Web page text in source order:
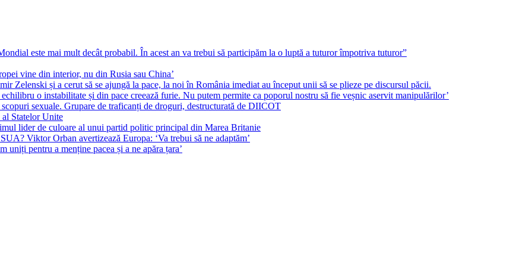
este mai mult decât probabil. În acest an va trebui să participăm la o luptă a tuturor împotriva tuturor”
vine din interior, nu din Rusia sau China’
și a cerut să se ajungă la pace, la noi în România imediat au început unii să se plieze pe discursul păcii.
o instabilitate și din pace creează furie. Nu putem permite ca poporul nostru să fie veșnic aservit manipulărilor’
sexuale. Grupare de traficanți de droguri, destructurată de DIICOT
al Statelor Unite
lider de culoare al unui partid politic principal din Marea Britanie
Viktor Orban avertizează Europa: ‘Va trebui să ne adaptăm’
pentru a menține pacea și a ne apăra țara’